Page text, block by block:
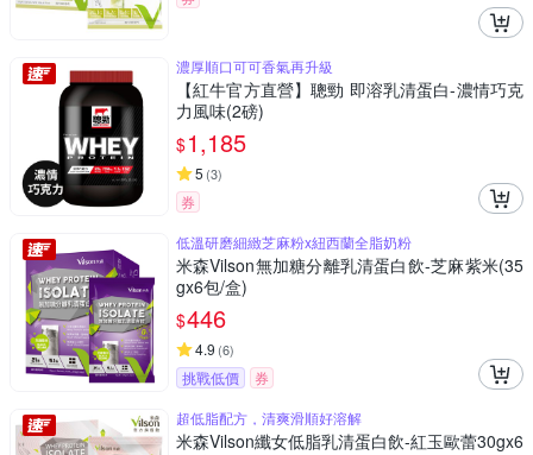
濃厚順口可可香氣再升級
【紅牛官方直營】聰勁 即溶乳清蛋白-濃情巧克
力風味(2磅)
$1,185
5 (3)
券
低溫研磨細緻芝麻粉x紐西蘭全脂奶粉
米森Vilson無加糖分離乳清蛋白飲-芝麻紫米(35
gx6包/盒)
$446
4.9 (6)
挑戰低價
券
超低脂配方，清爽滑順好溶解
米森Vilson纖女低脂乳清蛋白飲-紅玉歐蕾30gx6